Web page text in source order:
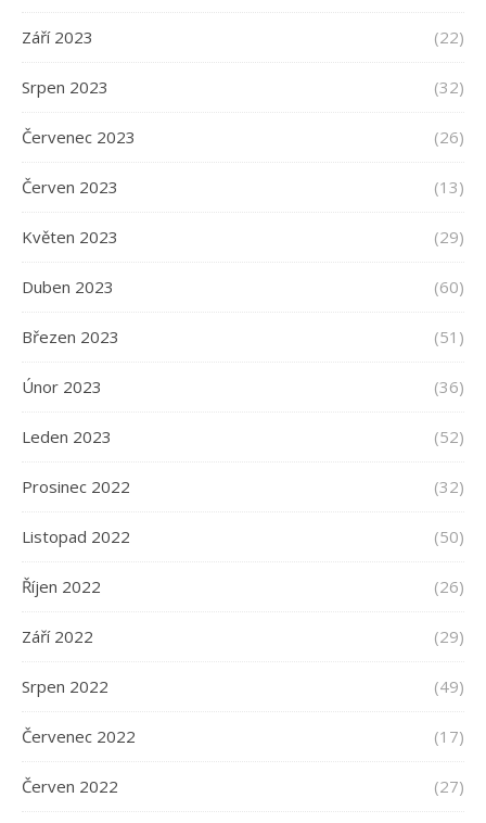
Září 2023 (22)
Srpen 2023 (32)
Červenec 2023 (26)
Červen 2023 (13)
Květen 2023 (29)
Duben 2023 (60)
Březen 2023 (51)
Únor 2023 (36)
Leden 2023 (52)
Prosinec 2022 (32)
Listopad 2022 (50)
Říjen 2022 (26)
Září 2022 (29)
Srpen 2022 (49)
Červenec 2022 (17)
Červen 2022 (27)